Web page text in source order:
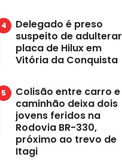
Delegado é preso
suspeito de adulterar
placa de Hilux em
Vitória da Conquista
Colisão entre carro e
caminhão deixa dois
jovens feridos na
Rodovia BR-330,
próximo ao trevo de
Itagi